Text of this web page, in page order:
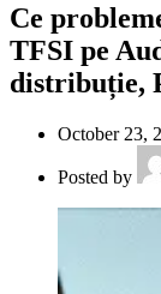
Ce
TFSI pe
distribuție,
October 23,
Posted by